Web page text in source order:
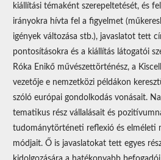
kiállítási témaként szerepeltetését, és
irányokra hívta fel a figyelmet
igények változása stb.), javaslatot tett
pontosításokra és a kiállítás látogatói
Róka Enikő művészettörténész, a
vezetője e nemzetközi példákon
szóló európai gondolkodás vonásait.
tematikus rész vállalásait és
tudománytörténeti reflexió és elméleti
módjait. Ő is javaslatokat tett egyes